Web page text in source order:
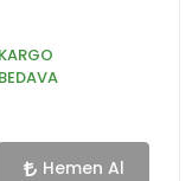
KARGO
BEDAVA
Hemen Al